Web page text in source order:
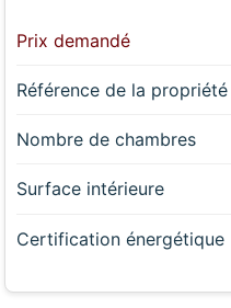
Prix demandé
Référence de la propriété
Nombre de chambres
Surface intérieure
Certification énergétique